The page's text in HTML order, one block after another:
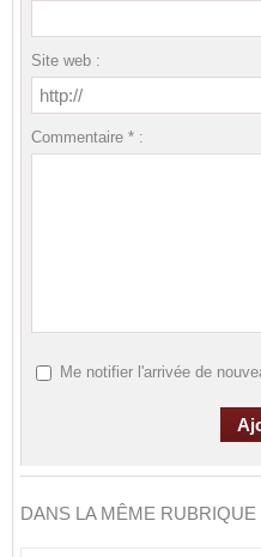
Site web :
Commentaire * :
Me notifier l'arrivée de
DANS LA MÊME RUBRIQUE